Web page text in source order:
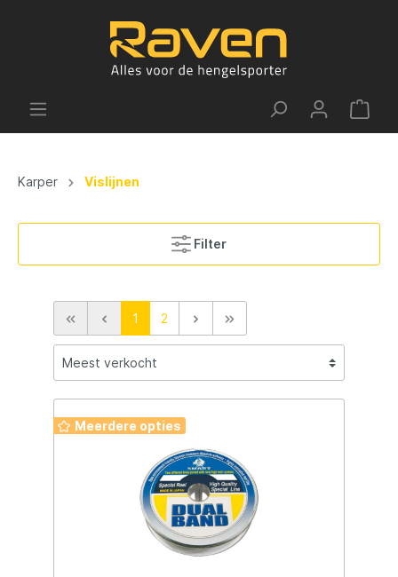
Karper Vislijnen
Filter
1 2
Meerdere opties